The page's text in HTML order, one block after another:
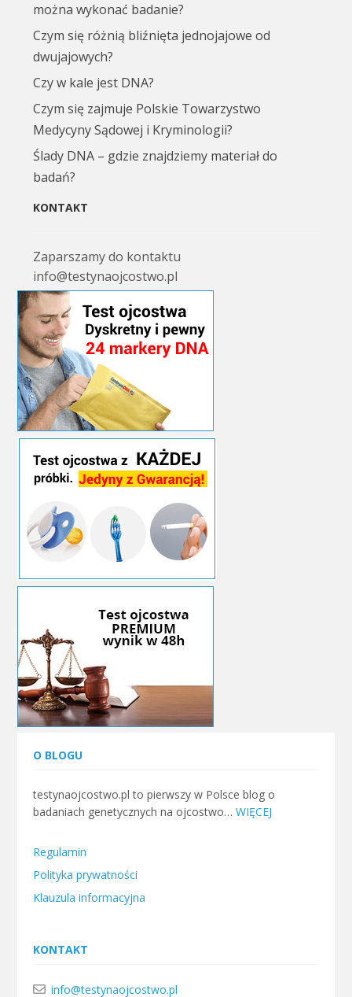
można wykonać badanie?
Czym się różnią bliźnięta jednojajowe od
dwujajowych?
Czy w kale jest DNA?
Czym się zajmuje Polskie Towarzystwo
Medycyny Sądowej i Kryminologii?
Ślady DNA – gdzie znajdziemy materiał do
badań?
KONTAKT
Zaparszamy do kontaktu
info@testynaojcostwo.pl
O BLOGU
testynaojcostwo.pl to pierwszy w Polsce blog o
badaniach genetycznych na ojcostwo…WIĘCEJ
Regulamin
Polityka prywatności
Klauzula informacyjna
KONTAKT
info@testynaojcostwo.pl